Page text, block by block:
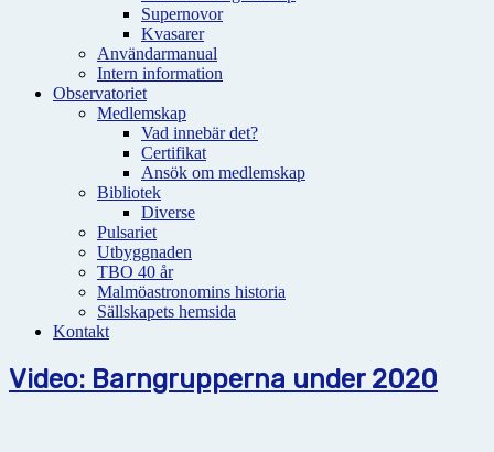
Supernovor
Kvasarer
Användarmanual
Intern information
Observatoriet
Medlemskap
Vad innebär det?
Certifikat
Ansök om medlemskap
Bibliotek
Diverse
Pulsariet
Utbyggnaden
TBO 40 år
Malmöastronomins historia
Sällskapets hemsida
Kontakt
Video: Barngrupperna under 2020